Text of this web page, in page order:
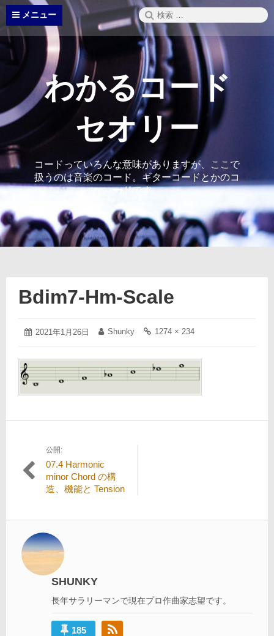
コ
テ
ン
ッ
プ
メニュー
検
索:
わかるコード
セオリー
コードっていろんな意味がありますが、ここで
扱うのは音楽のコード。ギターコードとかのコ
ードです。
Bdim7-Hm-Scale
投
2021年1月26日
2021
月
26
日
投
Shunky
フ
イ
ズ
リ
ク:
1274 × 234
稿
ゲ
ー
シ
公開:
07.4 Harmonic
minor Chord の構
造、機能と Tension
SHUNKY
長年サラリーマンで現在プロ作曲家志望です。
185